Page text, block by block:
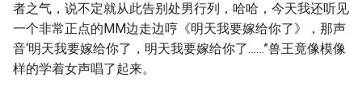
者之气，说不定就从此告别处男行列，哈哈，今天我还听见
一个非常正点的MM边走边哼《明天我要嫁给你了》，那声
音‘明天我要嫁给你了，明天我要嫁给你了……”兽王竟像模像
样的学着女声唱了起来。